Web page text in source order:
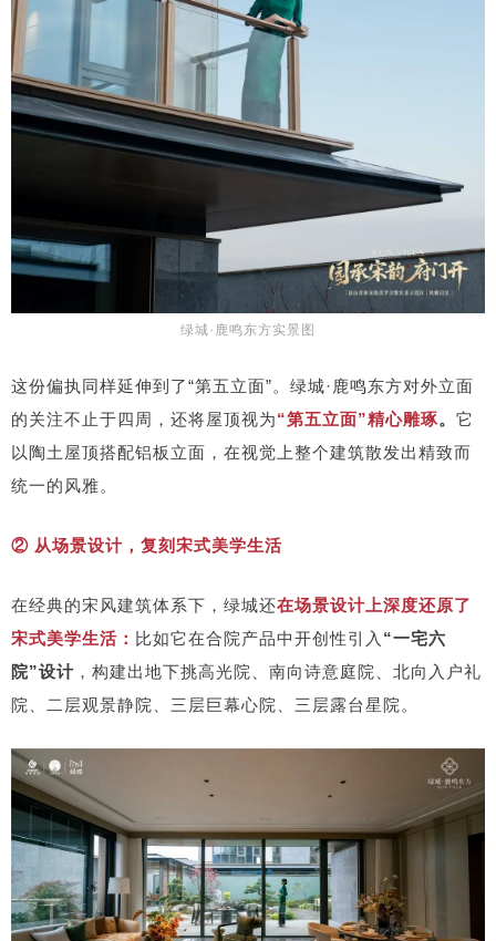
绿城·鹿鸣东方实景图
这份偏执同样延伸到了“第五立面”。绿城·鹿鸣东方对外立面
的关注不止于四周，还将屋顶视为“第五立面”精心雕琢。 它
以陶土屋顶搭配铝板立面，在视觉上整个建筑散发出精致而
统一的风雅。
② 从场景设计，复刻宋式美学生活
在经典的宋风建筑体系下，绿城还在场景设计上深度还原了
宋式美学生活： 比如它在合院产品中开创性引入 “一宅六
院”设计 ，构建出地下挑高光院、南向诗意庭院、北向入户礼
院、二层观景静院、三层巨幕心院、三层露台星院。